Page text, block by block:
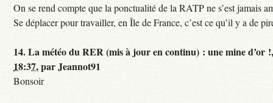
On se rend compte que la ponctualité de la RATP ne s’est jamais
Se déplacer pour travailler, en Île de France, c’est ce qu’il y a de
14.La météo du RER (mis à jour en continu) : une mine d’or
18:37,parJeannot91
Bonsoir